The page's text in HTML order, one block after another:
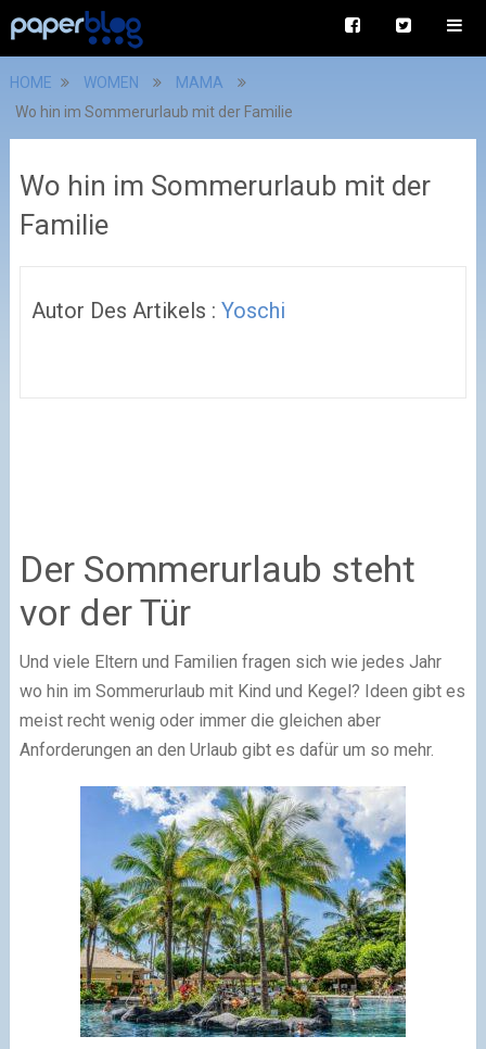
HOME WOMEN
MAMA
Wo hin im Sommerurlaub mit der Familie
Wo hin im Sommerurlaub mit der
Familie
Autor Des Artikels : Yoschi
Der Sommerurlaub steht
vor der Tür
Und viele Eltern und Familien fragen sich wie jedes Jahr
wo hin im Sommerurlaub mit Kind und Kegel? Ideen gibt es
meist recht wenig oder immer die gleichen aber
Anforderungen an den Urlaub gibt es dafür um so mehr.